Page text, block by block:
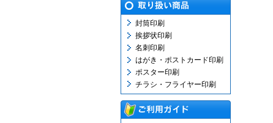
封筒印刷
挨拶状印刷
名刺印刷
はがき・ポストカード印刷
ポスター印刷
チラシ・フライヤー印刷